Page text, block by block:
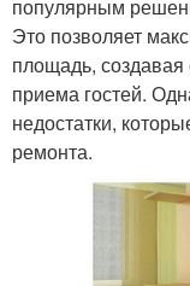
популярным
Это позволяет
площадь, создавая
приема гостей.
недостатки,
ремонта.